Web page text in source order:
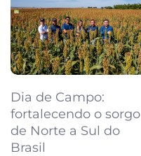
Dia de Campo:
fortalecendo o sorgo
de Norte a Sul do
Brasil